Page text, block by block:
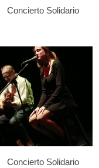
Concierto Solidario
Concierto Solidario